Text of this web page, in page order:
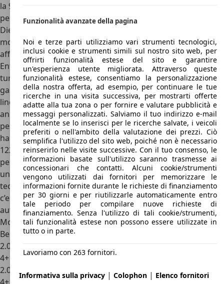
la 960 offriva anche nuovi motori a sei cilindri, la 940 puntò,
per il mercato italiano, quattro motori a benzina e uno
Diesel. Ad aprire la gamma troviamo il classico 2.0
monoalbero con due valvole per cilindro da 112 CV,
affiancato anche da un bialbero con 16 valvole da 139 CV.
Entrambi i motori, poi, erano disponibili anche in versione
turbo, con rispettivamente 155 e 200 CV. La gamma a
gasolio, infine, era composta dal ben noto 2.4 sei cilindri in
linea di origine Volkswagen introdotto già alla fine degli
anni ’70. Rispetto al passato, però, il motore è stato
pesantemente modificato per limitare la fumosità che lo
ha sempre colpito e per migliorare la potenza, portata a
122 CV (116 per alcuni modelli). La vetustà del progetto,
però, si vede dalle trasmissioni: di serie, infatti, troviamo
un cambio a quattro marce con overdrive, una soluzione
tecnica non più comune negli anni ’90, mentre a richiesta
c’era un più convenzionale cinque marce manuale o un
automatico a quattro marce.
Motori Volvo 940
Benzina
2.0 8v, 2.0 quattro cilindri aspirato, 112 CV, c. manuale a
4+1/5 m. o aut. a 4 m., trazione posteriore
2.0 8v Turbo, 2.0 quattro cilindri turbo, 155 CV, c. manuale a
Funzionalità avanzate della pagina
Noi e terze parti utilizziamo vari strumenti tecnologici,
inclusi cookie e strumenti simili sul nostro sito web, per
offrirti funzionalità estese del sito e garantire
un'esperienza utente migliorata. Attraverso queste
funzionalità estese, consentiamo la personalizzazione
della nostra offerta, ad esempio, per continuare le tue
ricerche in una visita successiva, per mostrarti offerte
adatte alla tua zona o per fornire e valutare pubblicità e
messaggi personalizzati. Salviamo il tuo indirizzo e-mail
localmente se lo inserisci per le ricerche salvate, i veicoli
preferiti o nell'ambito della valutazione dei prezzi. Ciò
semplifica l'utilizzo del sito web, poiché non è necessario
reinserirlo nelle visite successive. Con il tuo consenso, le
informazioni basate sull'utilizzo saranno trasmesse ai
concessionari che contatti. Alcuni cookie/strumenti
vengono utilizzati dai fornitori per memorizzare le
informazioni fornite durante le richieste di finanziamento
per 30 giorni e per riutilizzarle automaticamente entro
tale periodo per compilare nuove richieste di
finanziamento. Senza l'utilizzo di tali cookie/strumenti,
tali funzionalità estese non possono essere utilizzate in
tutto o in parte.
Lavoriamo con 263 fornitori.
Informativa sulla privacy | Colophon | Elenco fornitori